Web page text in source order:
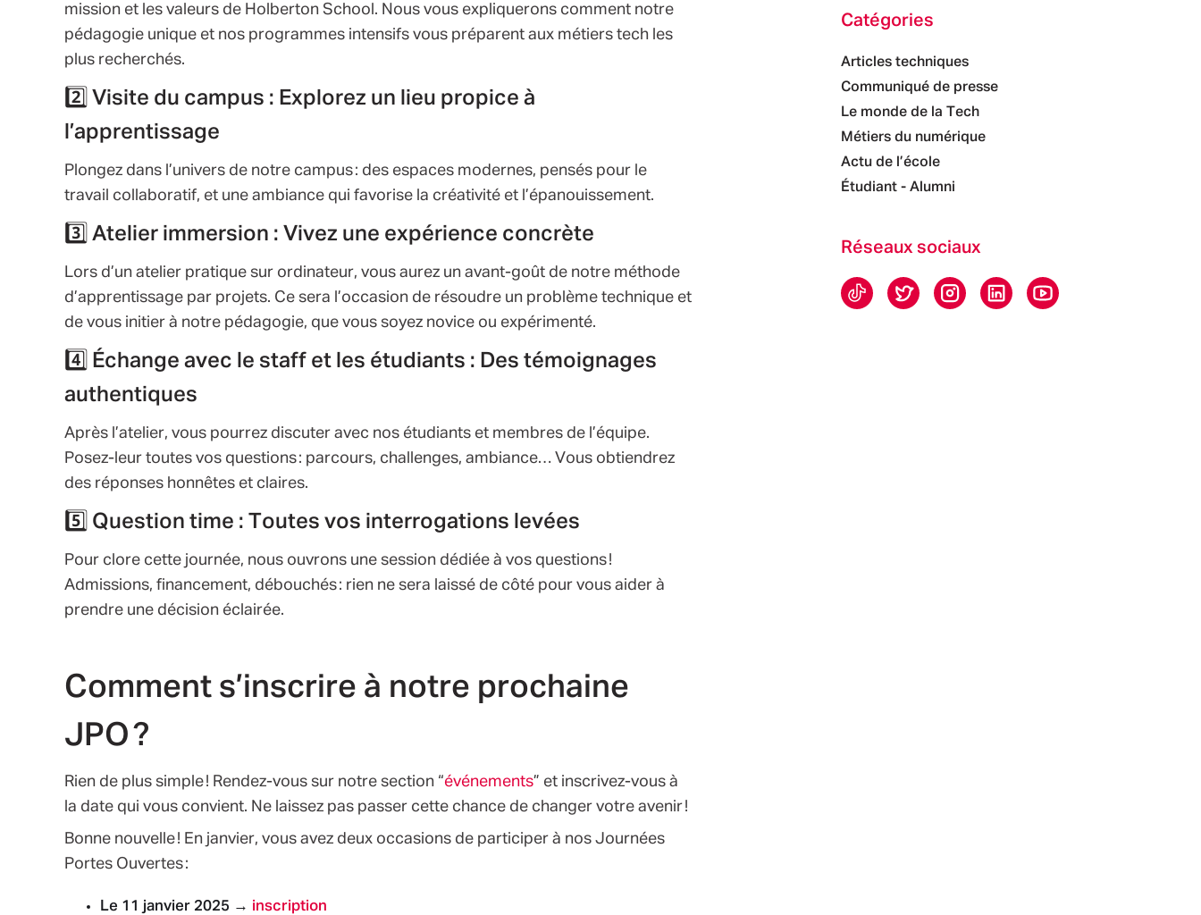
mission et les valeurs de Holberton School. Nous vous expliquerons comment notre
pédagogie unique et nos programmes intensifs vous préparent aux métiers tech les
plus recherchés.
2️⃣ Visite du campus : Explorez un lieu propice à
l’apprentissage
Plongez dans l’univers de notre campus : des espaces modernes, pensés pour le
travail collaboratif, et une ambiance qui favorise la créativité et l’épanouissement.
3️⃣ Atelier immersion : Vivez une expérience concrète
Lors d’un atelier pratique sur ordinateur, vous aurez un avant-goût de notre méthode
d’apprentissage par projets. Ce sera l’occasion de résoudre un problème technique et
de vous initier à notre pédagogie, que vous soyez novice ou expérimenté.
4️⃣ Échange avec le staff et les étudiants : Des témoignages
authentiques
Après l’atelier, vous pourrez discuter avec nos étudiants et membres de l’équipe.
Posez-leur toutes vos questions : parcours, challenges, ambiance… Vous obtiendrez
des réponses honnêtes et claires.
5️⃣ Question time : Toutes vos interrogations levées
Pour clore cette journée, nous ouvrons une session dédiée à vos questions !
Admissions, financement, débouchés : rien ne sera laissé de côté pour vous aider à
prendre une décision éclairée.
Comment s’inscrire à notre prochaine
JPO ?
Rien de plus simple ! Rendez-vous sur notre section “événements” et inscrivez-vous à
la date qui vous convient. Ne laissez pas passer cette chance de changer votre avenir !
Bonne nouvelle ! En janvier, vous avez deux occasions de participer à nos Journées
Portes Ouvertes :
Le 11 janvier 2025 → inscription
Catégories
Articles techniques
Communiqué de presse
Le monde de la Tech
Métiers du numérique
Actu de l’école
Étudiant - Alumni
Réseaux sociaux